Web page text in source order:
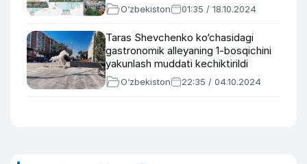
O‘zbekiston 01:35 / 18.10.2024
Taras Shevchenko ko‘chasidagi
gastronomik alleyaning 1-bosqichini
yakunlash muddati kechiktirildi
O‘zbekiston 22:35 / 04.10.2024